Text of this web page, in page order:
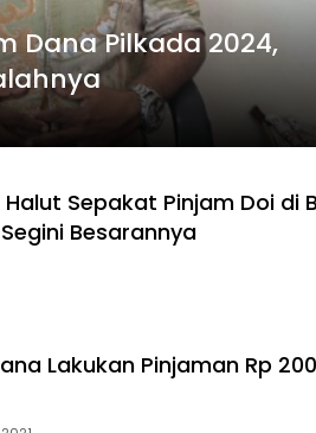
Dana Pilkada 2024,
Halut Sepakat Pinjam Doi di
Besarannya
Lakukan Pinjaman Rp